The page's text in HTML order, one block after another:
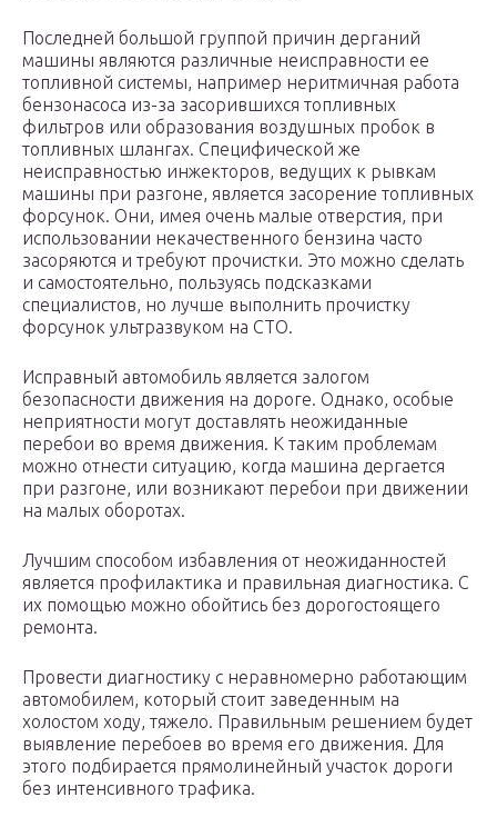
Последней большой группой причин дерганий
машины являются различные неисправности ее
топливной системы, например неритмичная работа
бензонасоса из-за засорившихся топливных
фильтров или образования воздушных пробок в
топливных шлангах. Специфической же
неисправностью инжекторов, ведущих к рывкам
машины при разгоне, является засорение топливных
форсунок. Они, имея очень малые отверстия, при
использовании некачественного бензина часто
засоряются и требуют прочистки. Это можно сделать
и самостоятельно, пользуясь подсказками
специалистов, но лучше выполнить прочистку
форсунок ультразвуком на СТО.
Исправный автомобиль является залогом
безопасности движения на дороге. Однако, особые
неприятности могут доставлять неожиданные
перебои во время движения. К таким проблемам
можно отнести ситуацию, когда машина дергается
при разгоне, или возникают перебои при движении
на малых оборотах.
Лучшим способом избавления от неожиданностей
является профилактика и правильная диагностика. С
их помощью можно обойтись без дорогостоящего
ремонта.
Провести диагностику с неравномерно работающим
автомобилем, который стоит заведенным на
холостом ходу, тяжело. Правильным решением будет
выявление перебоев во время его движения. Для
этого подбирается прямолинейный участок дороги
без интенсивного трафика.